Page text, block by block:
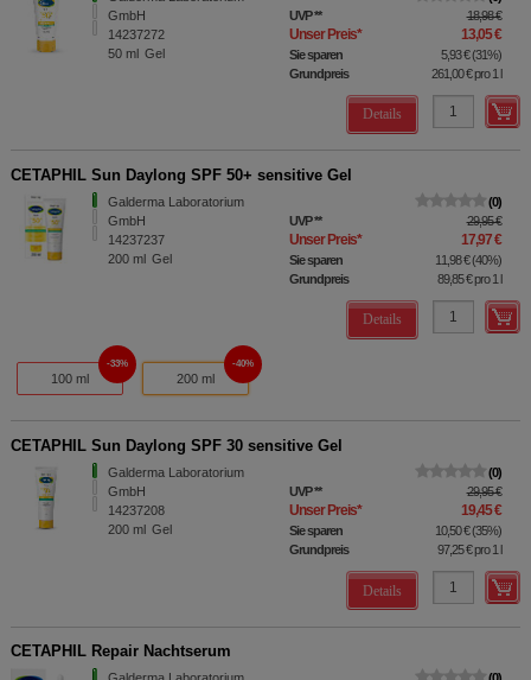
GmbH
14237272
50 ml Gel
UVP** 18,98 €
Unser Preis* 13,05 €
Sie sparen 5,93 €(31%)
Grundpreis
261,00 €pro 1 l
Details
CETAPHIL Sun Daylong SPF 50+ sensitive Gel
Galderma Laboratorium
GmbH
14237237
200 ml Gel
0
UVP** 29,95 €
Unser Preis* 17,97 €
Sie sparen 11,98 €(40%)
Grundpreis
89,85 €pro 1 l
Details
100 ml
33%
200 ml
40%
CETAPHIL Sun Daylong SPF 30 sensitive Gel
Galderma Laboratorium
GmbH
14237208
200 ml Gel
0
UVP** 29,95 €
Unser Preis* 19,45 €
Sie sparen 10,50 €(35%)
Grundpreis
97,25 €pro 1 l
Details
CETAPHIL Repair Nachtserum